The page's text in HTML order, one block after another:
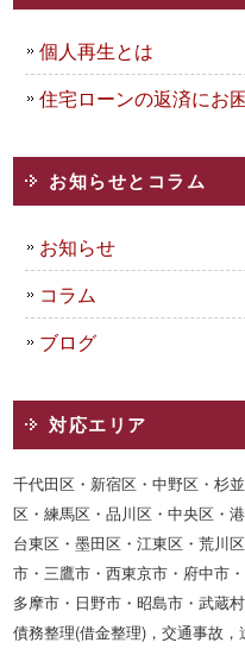
個人再生とは
住宅ローンの返済にお
お知らせとコラム
お知らせ
コラム
ブログ
対応エリア
千代田区・新宿区・中野区・杉
区・練馬区・品川区・中央区・
台東区・墨田区・江東区・荒川
市・三鷹市・西東京市・府中市
多摩市・日野市・昭島市・武蔵
債務整理(借金整理)，交通事故